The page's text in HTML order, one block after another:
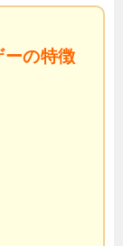
ーの特徴